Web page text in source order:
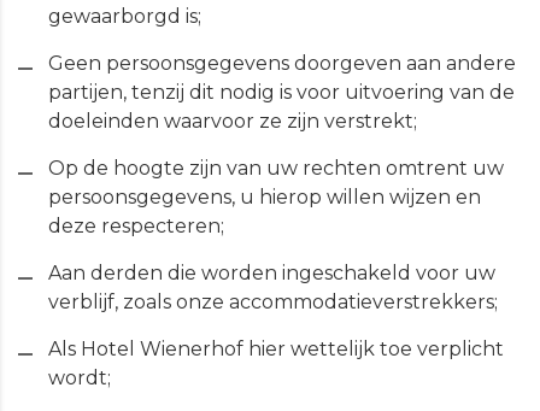
gewaarborgd is;
Geen persoonsgegevens doorgeven aan andere
partijen, tenzij dit nodig is voor uitvoering van de
doeleinden waarvoor ze zijn verstrekt;
Op de hoogte zijn van uw rechten omtrent uw
persoonsgegevens, u hierop willen wijzen en
deze respecteren;
Aan derden die worden ingeschakeld voor uw
verblijf, zoals onze accommodatieverstrekkers;
Als Hotel Wienerhof hier wettelijk toe verplicht
wordt;